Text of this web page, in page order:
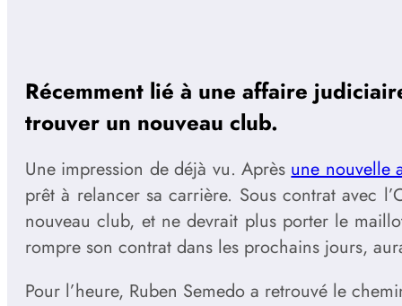
Récemment lié à une affaire
trouver un nouveau club.
Une impression de déjà vu. Aprèsune nouvelle
prêt à relancer sa carrière. Sous contrat avec
nouveau club, et ne devrait plus porter le
rompre son contrat dans les prochains jours,
Pour l’heure, Ruben Semedo a retrouvé le